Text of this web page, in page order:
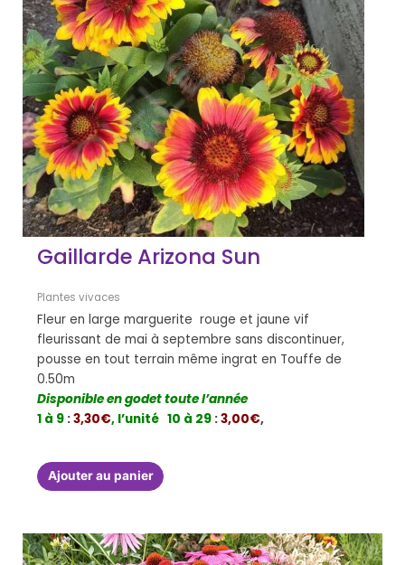
Gaillarde Arizona Sun
Plantes vivaces
Fleur en large marguerite rouge et jaune vif
fleurissant de mai à septembre sans discontinuer,
pousse en tout terrain même ingrat en Touffe de
0.50m
Disponible en godet toute l’année
1 à 9 :3,30€, l’unité 10 à 29 :3,00€,
Ajouter au panier